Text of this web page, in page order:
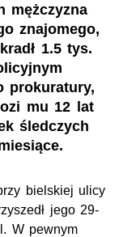
mężczyzna
znajomego,
1.5 tys.
prokuratury,
mu 12 lat
śledczych
bielskiej ulicy
jego 29-
W pewnym